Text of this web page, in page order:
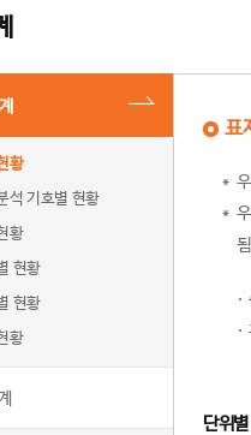
황
석 기호별 현황
황
현황
현황
황
표
단위